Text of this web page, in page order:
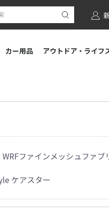
カー用品 アウトドア・ライフ
ファインメッシュファ
ケアスター